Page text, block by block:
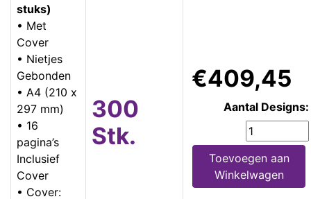
stuks)
• Met
Cover
• Nietjes
Gebonden
• A4 (210 x
297 mm)
• 16
pagina’s
Inclusief
Cover
• Cover:
300
Stk.
€409,45
Aantal Designs:
Toevoegen aan
Winkelwagen